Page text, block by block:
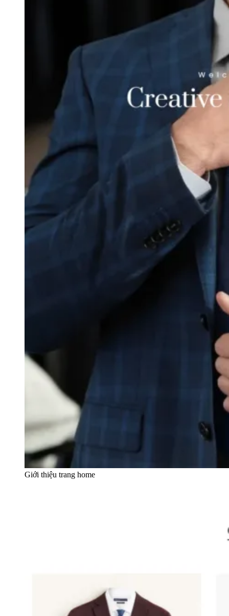
Giới thiệu trang home